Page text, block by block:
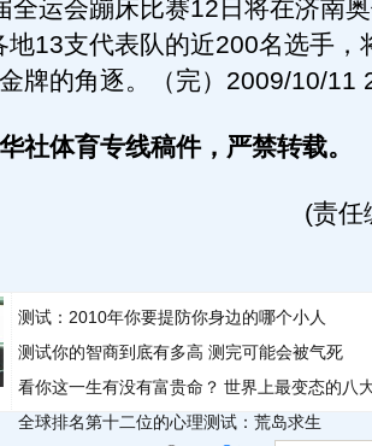
运会蹦床比赛12日将在济南
地13支代表队的近200名选手，
牌的角逐。（完）2009/10/11
社体育专线稿件，严禁转载。
(责任
测试：2010年你要提防你身边的哪个小人
测试你的智商到底有多高 测完可能会被气死
看你这一生有没有富贵命？ 世界上最变态的八
全球排名第十二位的心理测试：荒岛求生